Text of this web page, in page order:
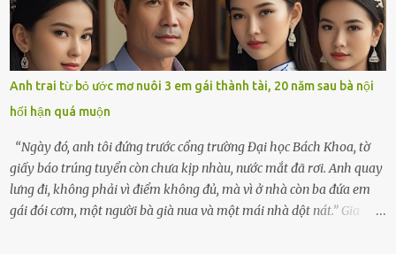
con đi biển hai ngày, để nó được ngắm sóng, nghịch cát. Về chắc nó
sẽ kể cho em nghe cả tuần không hết chuyện.” – Ông Minh cười
hiền, vuốt tóc vợ. Bà Hạnh nhìn chồng và con gái ríu rít chuẩn bị mà
lòng cũng rộn ràng. Bà vốn ít có dịp đi xa vì còn bận buôn bán ở chợ,
nên lần này cũng đành ở nhà. Thảo ôm chầm lấy mẹ trước khi đi:
“Con sẽ nhặt thật nhiều vỏ sò cho mẹ nhé!” Chiếc xe khách lăn
bánh rời khỏi bến...
Anh trai từ bỏ ước mơ nuôi 3 em gái thành tài, 20 năm sau bà nội
hối hận quá muộn
“Ngày đó, anh tôi đứng trước cổng trường Đại học Bách Khoa, tờ
giấy báo trúng tuyển còn chưa kịp nhàu, nước mắt đã rơi. Anh quay
lưng đi, không phải vì điểm không đủ, mà vì ở nhà còn ba đứa em
gái đói cơm, một người bà già nua và một mái nhà dột nát.” Gia